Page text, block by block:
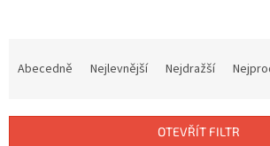
Abecedně Nejlevnější Nejdražší
OTEVŘÍT FILTR